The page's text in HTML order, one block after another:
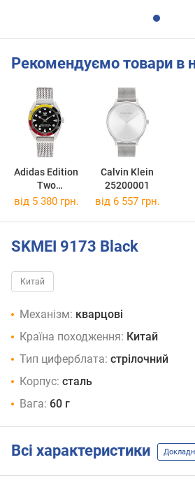
Рекомендуємо товари в
Adidas Edition
Two
AOFH22502
Calvin Klein
25200001
від 5 380 грн. від 6 557 грн.
SKMEI 9173 Black
Китай
Механізм: кварцові
Країна походження: Китай
Тип циферблата: стрілочний
Корпус: сталь
Вага: 60 г
Всі характеристики